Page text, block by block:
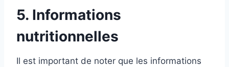
5. Informations
nutritionnelles
Il est important de noter que les informations